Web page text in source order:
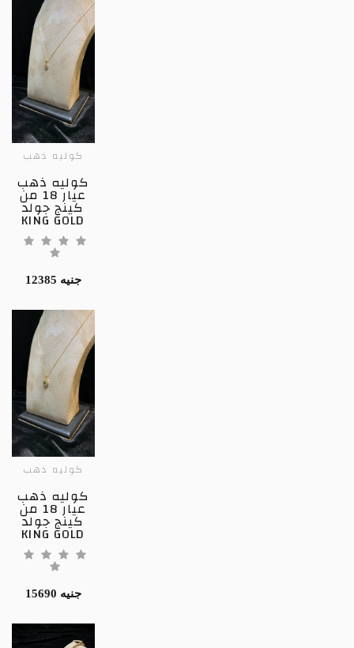
كوليه ذهب
كوليه ذهب
عيار 18 من
كينج جولد
KING GOLD
12385 جنيه
كوليه ذهب
كوليه ذهب
عيار 18 من
كينج جولد
KING GOLD
15690 جنيه